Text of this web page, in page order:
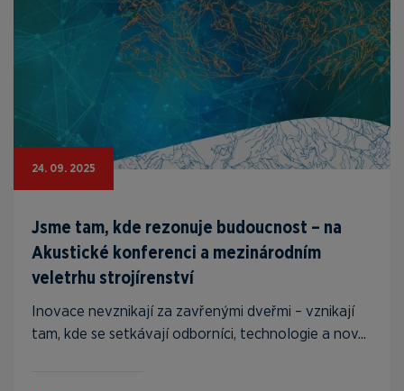
24. 09. 2025
Jsme tam, kde rezonuje budoucnost – na
Akustické konferenci a mezinárodním
veletrhu strojírenství
Inovace nevznikají za zavřenými dveřmi – vznikají
tam, kde se setkávají odborníci, technologie a nov...